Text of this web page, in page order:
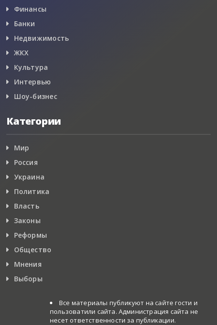
Финансы
Банки
Недвижимость
ЖКХ
Культура
Интервью
Шоу-бизнес
Категории
Мир
Россия
Украина
Политика
Власть
Законы
Реформы
Общество
Мнения
Выборы
Все материалы публикуют на сайте гости и
пользоватили сайта. Администрация сайта не
несет ответственности за публикации.